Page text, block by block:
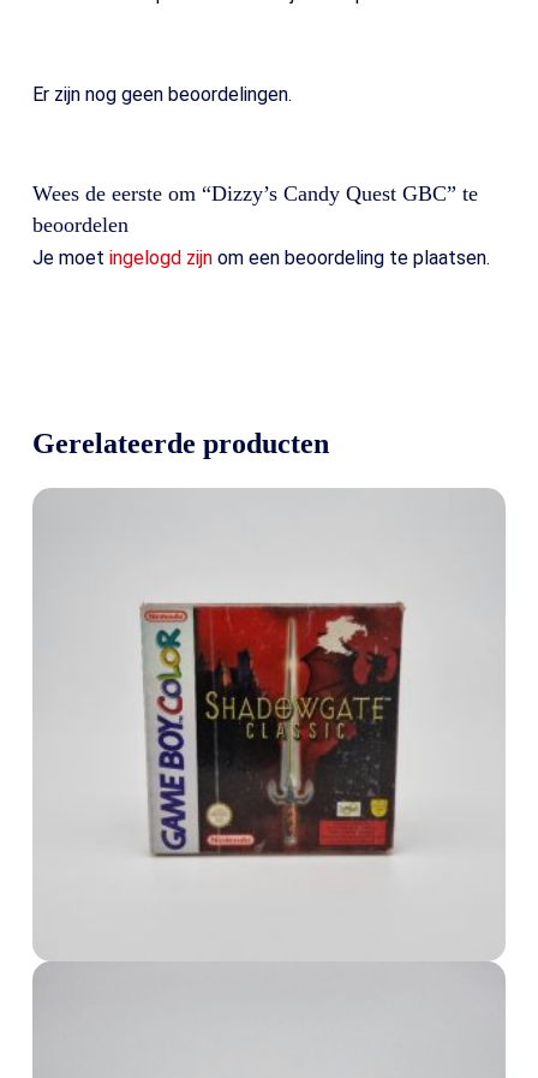
Er zijn nog geen beoordelingen.
Wees de eerste om “Dizzy’s Candy Quest GBC” te
beoordelen
Je moet ingelogd zijnom een beoordeling te plaatsen.
Gerelateerde producten